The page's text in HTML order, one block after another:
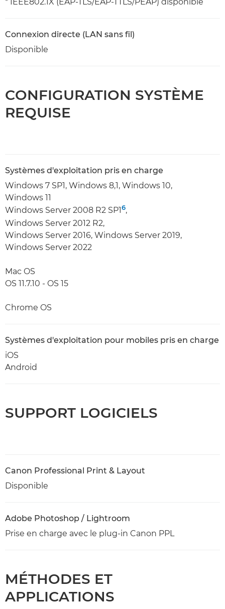
Connexion directe (LAN sans fil)
Disponible
CONFIGURATION SYSTÈME
REQUISE
Systèmes d'exploitation pris en charge
Windows 7 SP1, Windows 8,1, Windows 10,
Windows 11
Windows Server 2008 R2 SP16,
Windows Server 2012 R2,
Windows Server 2016, Windows Server 2019,
Windows Server 2022
Mac OS
OS 11.7.10 - OS 15
Chrome OS
Systèmes d'exploitation pour mobiles pris en charge
iOS
Android
SUPPORT LOGICIELS
Canon Professional Print & Layout
Disponible
Adobe Photoshop / Lightroom
Prise en charge avec le plug-in Canon PPL
MÉTHODES ET
APPLICATIONS